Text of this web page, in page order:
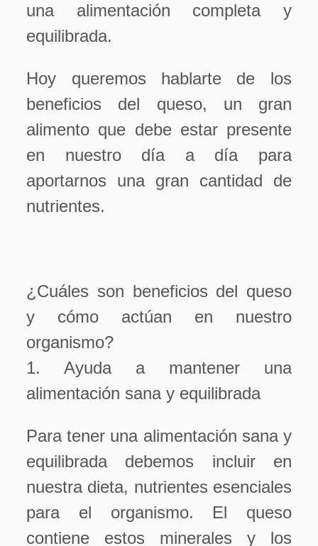
una alimentación completa y
equilibrada.
Hoy queremos hablarte de los
beneficios del queso, un gran
alimento que debe estar presente
en nuestro día a día para
aportarnos una gran cantidad de
nutrientes.
¿Cuáles son beneficios del queso
y cómo actúan en nuestro
organismo?
1. Ayuda a mantener una
alimentación sana y equilibrada
Para tener una alimentación sana y
equilibrada debemos incluir en
nuestra dieta, nutrientes esenciales
para el organismo. El queso
contiene estos minerales y los